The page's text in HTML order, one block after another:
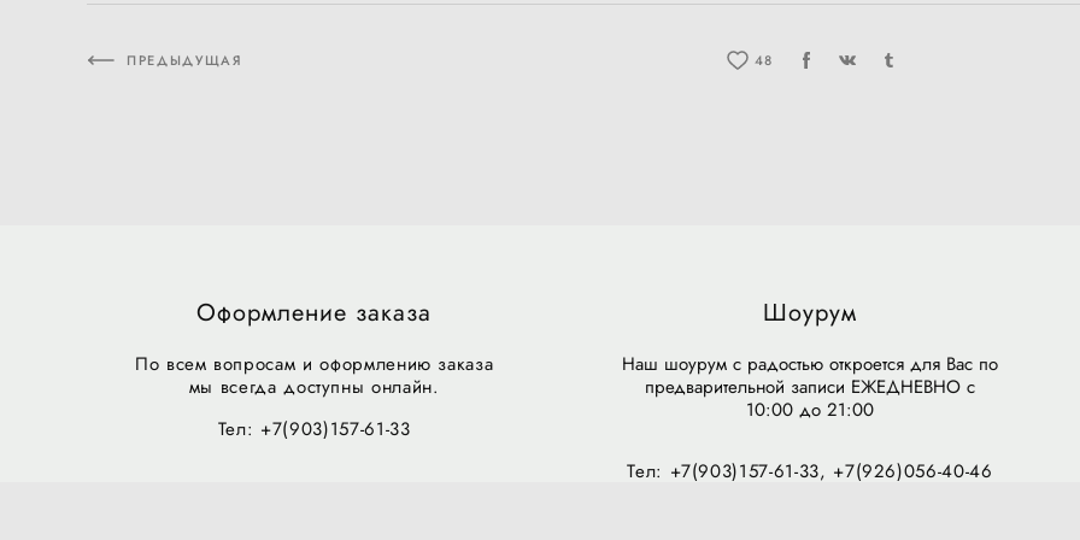
48
ПРЕДЫДУЩАЯ
Оформление заказа
По всем вопросам и оформлению заказа
мы всегда доступны онлайн.
Тел: +7(903)157-61-33
Шоурум
Наш шоурум с радостью откроется для Вас по
предварительной записи ЕЖЕДНЕВНО с
10:00 до 21:00
Тел: +7(903)157-61-33, +7(926)056-40-46